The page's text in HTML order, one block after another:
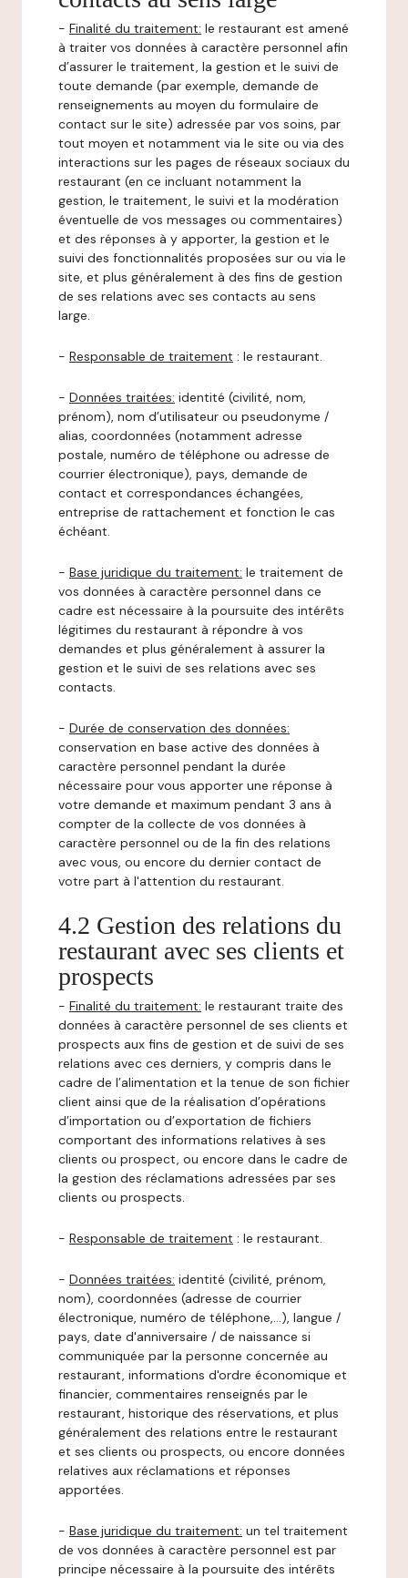
- Finalité du traitement: le restaurant est amené
à traiter vos données à caractère personnel afin
d’assurer le traitement, la gestion et le suivi de
toute demande (par exemple, demande de
renseignements au moyen du formulaire de
contact sur le site) adressée par vos soins, par
tout moyen et notamment via le site ou via des
interactions sur les pages de réseaux sociaux du
restaurant (en ce incluant notamment la
gestion, le traitement, le suivi et la modération
éventuelle de vos messages ou commentaires)
et des réponses à y apporter, la gestion et le
suivi des fonctionnalités proposées sur ou via le
site, et plus généralement à des fins de gestion
de ses relations avec ses contacts au sens
large.
- Responsable de traitement : le restaurant.
- Données traitées: identité (civilité, nom,
prénom), nom d’utilisateur ou pseudonyme /
alias, coordonnées (notamment adresse
postale, numéro de téléphone ou adresse de
courrier électronique), pays, demande de
contact et correspondances échangées,
entreprise de rattachement et fonction le cas
échéant.
- Base juridique du traitement: le traitement de
vos données à caractère personnel dans ce
cadre est nécessaire à la poursuite des intérêts
légitimes du restaurant à répondre à vos
demandes et plus généralement à assurer la
gestion et le suivi de ses relations avec ses
contacts.
- Durée de conservation des données:
conservation en base active des données à
caractère personnel pendant la durée
nécessaire pour vous apporter une réponse à
votre demande et maximum pendant 3 ans à
compter de la collecte de vos données à
caractère personnel ou de la fin des relations
avec vous, ou encore du dernier contact de
votre part à l'attention du restaurant.
4.2 Gestion des relations du
restaurant avec ses clients et
prospects
- Finalité du traitement: le restaurant traite des
données à caractère personnel de ses clients et
prospects aux fins de gestion et de suivi de ses
relations avec ces derniers, y compris dans le
cadre de l’alimentation et la tenue de son fichier
client ainsi que de la réalisation d’opérations
d’importation ou d’exportation de fichiers
comportant des informations relatives à ses
clients ou prospect, ou encore dans le cadre de
la gestion des réclamations adressées par ses
clients ou prospects.
- Responsable de traitement : le restaurant.
- Données traitées: identité (civilité, prénom,
nom), coordonnées (adresse de courrier
électronique, numéro de téléphone,…), langue /
pays, date d'anniversaire / de naissance si
communiquée par la personne concernée au
restaurant, informations d'ordre économique et
financier, commentaires renseignés par le
restaurant, historique des réservations, et plus
généralement des relations entre le restaurant
et ses clients ou prospects, ou encore données
relatives aux réclamations et réponses
apportées.
- Base juridique du traitement: un tel traitement
de vos données à caractère personnel est par
principe nécessaire à la poursuite des intérêts